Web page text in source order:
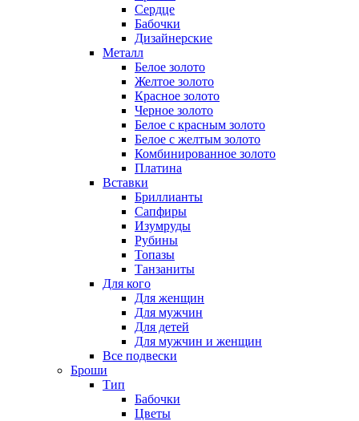
Сердце
Бабочки
Дизайнерские
Металл
Белое золото
Желтое золото
Красное золото
Черное золото
Белое с красным золото
Белое с желтым золото
Комбинированное золото
Платина
Вставки
Бриллианты
Сапфиры
Изумруды
Рубины
Топазы
Танзаниты
Для кого
Для женщин
Для мужчин
Для детей
Для мужчин и женщин
Все подвески
Броши
Тип
Бабочки
Цветы